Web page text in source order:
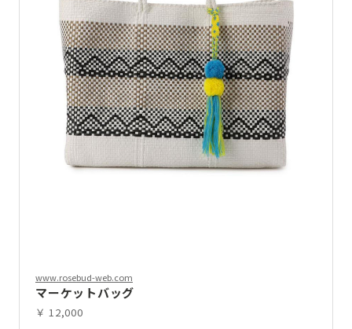
www.rosebud-web.com
マーケットバッグ
￥ 12,000